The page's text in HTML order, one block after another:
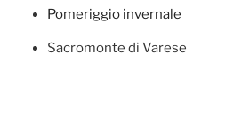
Pomeriggio invernale
Sacromonte di Varese